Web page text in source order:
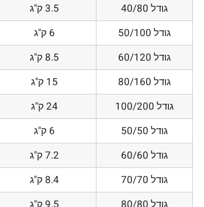
גודל 40/80
3.5 ק"ג
גודל 50/100
6 ק"ג
גודל 60/120
8.5 ק"ג
גודל 80/160
15 ק"ג
גודל 100/200
24 ק"ג
גודל 50/50
6 ק"ג
גודל 60/60
7.2 ק"ג
גודל 70/70
8.4 ק"ג